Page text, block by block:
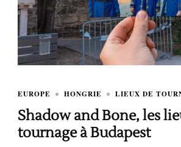
EUROPE HONGRIE LIEUX DE
Shadow and Bone, les
tournage à Budapest